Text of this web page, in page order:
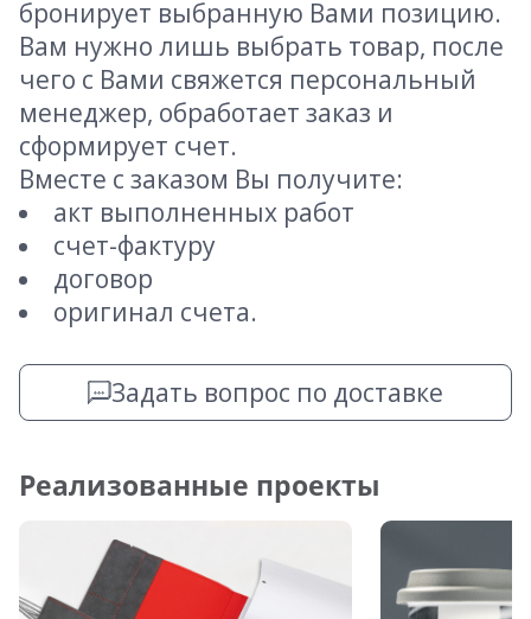
бронирует выбранную Вами позицию.
Вам нужно лишь выбрать товар, после
чего с Вами свяжется персональный
менеджер, обработает заказ и
сформирует счет.
Вместе с заказом Вы получите:
акт выполненных работ
счет-фактуру
договор
оригинал счета.
Задать вопрос по доставке
Реализованные проекты